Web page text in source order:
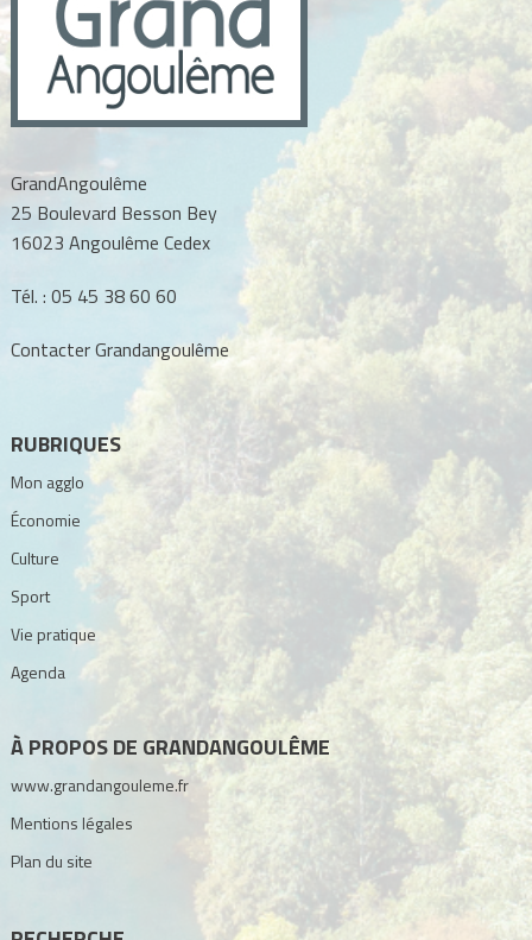
GrandAngoulême
25 Boulevard Besson Bey
16023 Angoulême Cedex
Tél. : 05 45 38 60 60
Contacter Grandangoulême
RUBRIQUES
Mon agglo
Économie
Culture
Sport
Vie pratique
Agenda
À PROPOS DE GRANDANGOULÊME
www.grandangouleme.fr
Mentions légales
Plan du site